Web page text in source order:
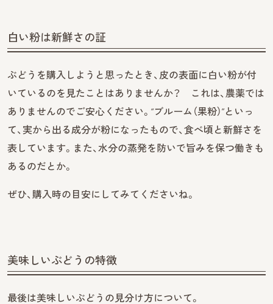
白い粉は新鮮さの証
ぶどうを購入しようと思ったとき、皮の表面に白い粉が付
いているのを見たことはありませんか？ これは、農薬では
ありませんのでご安心ください。“ブルーム（果粉）”といっ
て、実から出る成分が粉になったもので、食べ頃と新鮮さを
表しています。また、水分の蒸発を防いで旨みを保つ働きも
あるのだとか。
ぜひ、購入時の目安にしてみてくださいね。
美味しいぶどうの特徴
最後は美味しいぶどうの見分け方について。